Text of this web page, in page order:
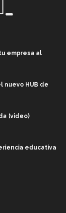
empresa al
nuevo HUB de
(video)
educativa